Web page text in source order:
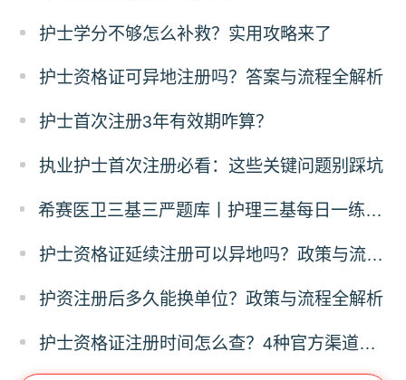
护士学分不够怎么补救？实用攻略来了
护士资格证可异地注册吗？答案与流程全解析
护士首次注册3年有效期咋算？
执业护士首次注册必看：这些关键问题别踩坑
希赛医卫三基三严题库丨护理三基每日一练（12月24日）
护士资格证延续注册可以异地吗？政策与流程全解析
护资注册后多久能换单位？政策与流程全解析
护士资格证注册时间怎么查？4种官方渠道全指南